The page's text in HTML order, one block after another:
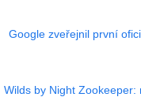
Google zveřejnil první
Wilds by Night